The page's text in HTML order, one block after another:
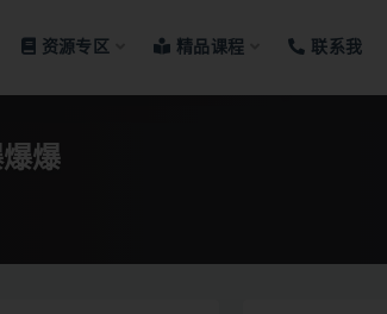
资源专区 精品课程 联系我
爆